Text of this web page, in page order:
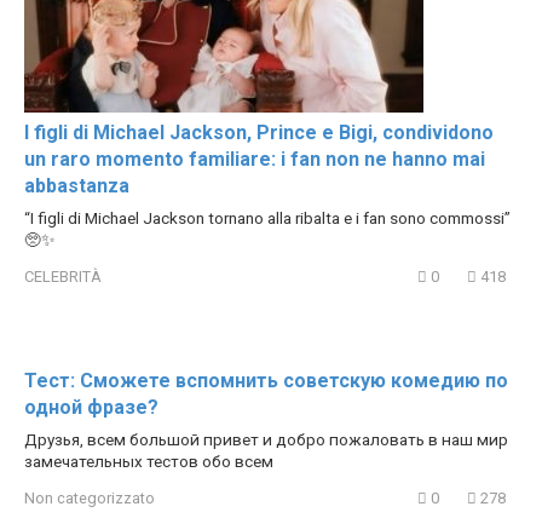
I figli di Michael Jackson, Prince e Bigi, condividono
un raro momento familiare: i fan non ne hanno mai
abbastanza
“I figli di Michael Jackson tornano alla ribalta e i fan sono commossi”
🥺✨
CELEBRITÀ 0 418
Тест: Сможете вспомнить советскую комедию по
одной фразе?
Друзья, всем большой привет и добро пожаловать в наш мир
замечательных тестов обо всем
Non categorizzato 0 278